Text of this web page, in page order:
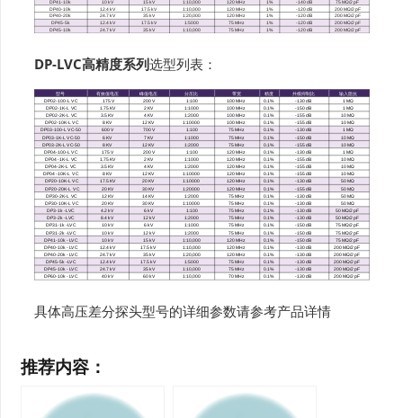
DP-LVC高精度系列选型列表：
具体高压差分探头型号的详细参数请参考产品详情
推荐内容：